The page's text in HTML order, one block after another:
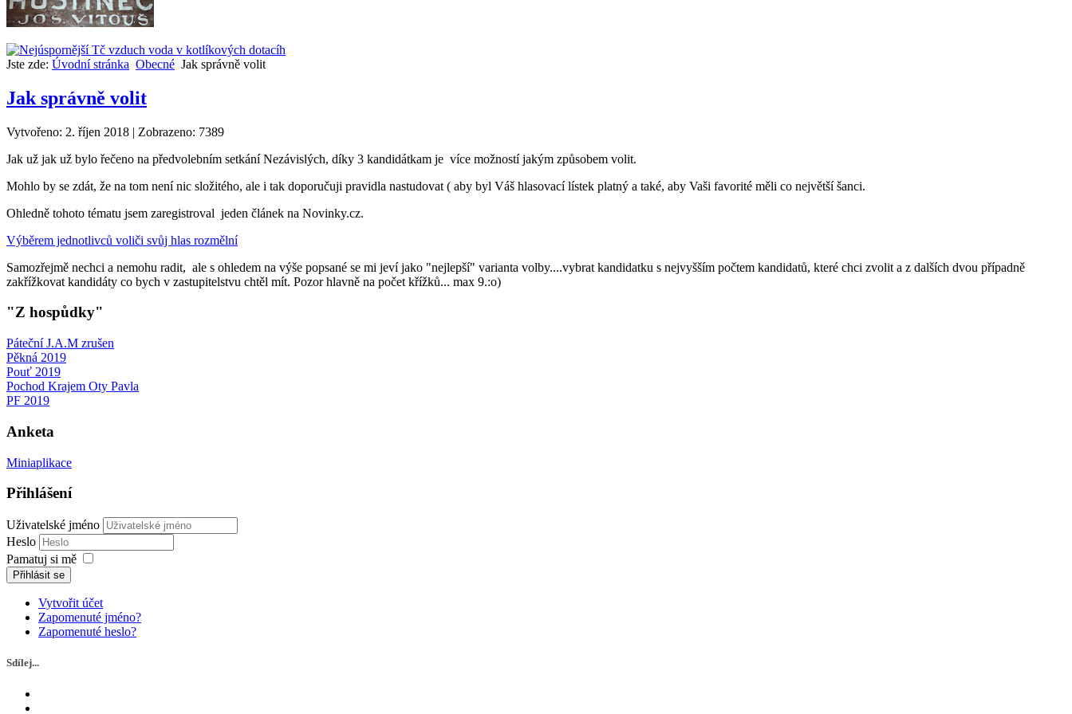
Jste zde: Úvodní stránka Obecné Jak správně volit
Jak správně volit
Vytvořeno: 2. říjen 2018 | Zobrazeno: 7389
Jak už jak už bylo řečeno na předvolebním setkání Nezávislých, díky 3 kandidátkam je více možností jakým způsobem volit.
Mohlo by se zdát, že na tom není nic složitého, ale i tak doporučuji pravidla nastudovat ( aby byl Váš hlasovací lístek platný a také, aby Vaši favorité měli co největší šanci.
Ohledně tohoto tématu jsem zaregistroval jeden článek na Novinky.cz.
Výběrem jednotlivců voliči svůj hlas rozmělní
Samozřejmě nechci a nemohu radit, ale s ohledem na výše popsané se mi jeví jako "nejlepší" varianta volby....vybrat kandidatku s nejvyšším počtem kandidatů, které chci zvolit a z dalších dvou případně
zakřížkovat kandidáty co bych v zastupitelstvu chtěl mít. Pozor hlavně na počet křížků... max 9.:o)
"Z hospůdky"
Páteční J.A.M zrušen
Pěkná 2019
Pouť 2019
Pochod Krajem Oty Pavla
PF 2019
Anketa
Miniaplikace
Přihlášení
Uživatelské jméno
Heslo
Pamatuj si mě
Přihlásit se
Vytvořit účet
Zapomenuté jméno?
Zapomenuté heslo?
Sdílej...